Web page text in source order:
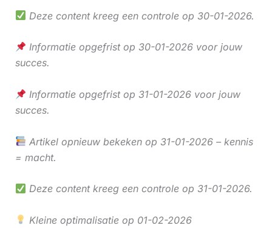
Deze content kreeg een controle op 30-01-2026.
Informatie opgefrist op 30-01-2026 voor jouw
succes.
Informatie opgefrist op 31-01-2026 voor jouw
succes.
Artikel opnieuw bekeken op 31-01-2026 – kennis
= macht.
Deze content kreeg een controle op 31-01-2026.
Kleine optimalisatie op 01-02-2026